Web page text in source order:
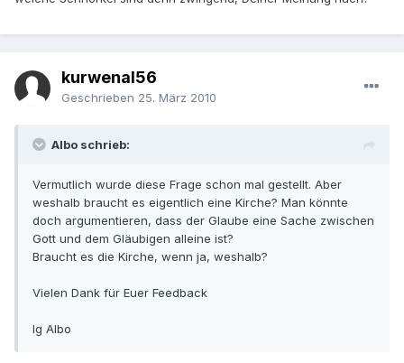
kurwenal56
Geschrieben 25. März 2010
Albo schrieb:
Vermutlich wurde diese Frage schon mal gestellt. Aber
weshalb braucht es eigentlich eine Kirche? Man könnte
doch argumentieren, dass der Glaube eine Sache zwischen
Gott und dem Gläubigen alleine ist?
Braucht es die Kirche, wenn ja, weshalb?
Vielen Dank für Euer Feedback
lg Albo